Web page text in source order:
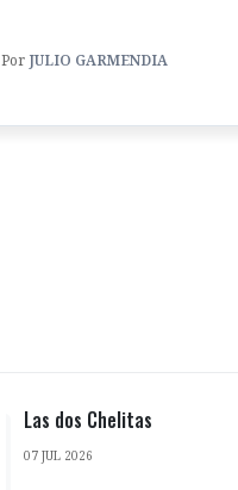
Por JULIO GARMENDIA
Las dos Chelitas
07 JUL 2026